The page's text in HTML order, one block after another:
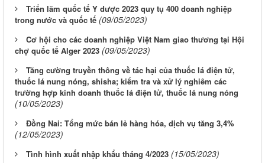
Triển lãm quốc tế Y dược 2023 quy tụ 400 doanh nghiệp
trong nước và quốc tế (09/05/2023)
Cơ hội cho các doanh nghiệp Việt Nam giao thương tại Hội
chợ quốc tế Alger 2023 (09/05/2023)
Tăng cường truyền thông về tác hại của thuốc lá điện tử,
thuốc lá nung nóng, shisha; kiểm tra và xử lý nghiêm các
trường hợp kinh doanh thuốc lá điện tử, thuốc lá nung nóng
(10/05/2023)
Đồng Nai: Tổng mức bán lẻ hàng hóa, dịch vụ tăng 3,4%
(12/05/2023)
Tình hình xuất nhập khẩu tháng 4/2023 (15/05/2023)